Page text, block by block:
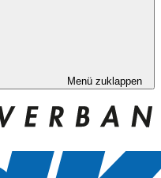
Menü zuklappen